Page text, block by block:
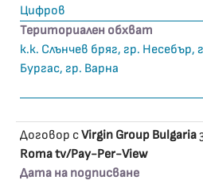
Цифров
Териториален обхват
к.к. Слънчев бряг, гр. Несебър,
Бургас, гр. Варна
Договор сVirgin Group Bulgaria
Roma tv/Pay-Per-View
Дата на подписване